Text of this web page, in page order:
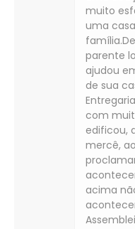
muito
uma
parente
ajudou
de sua
com
edificou,
mercê,
acima